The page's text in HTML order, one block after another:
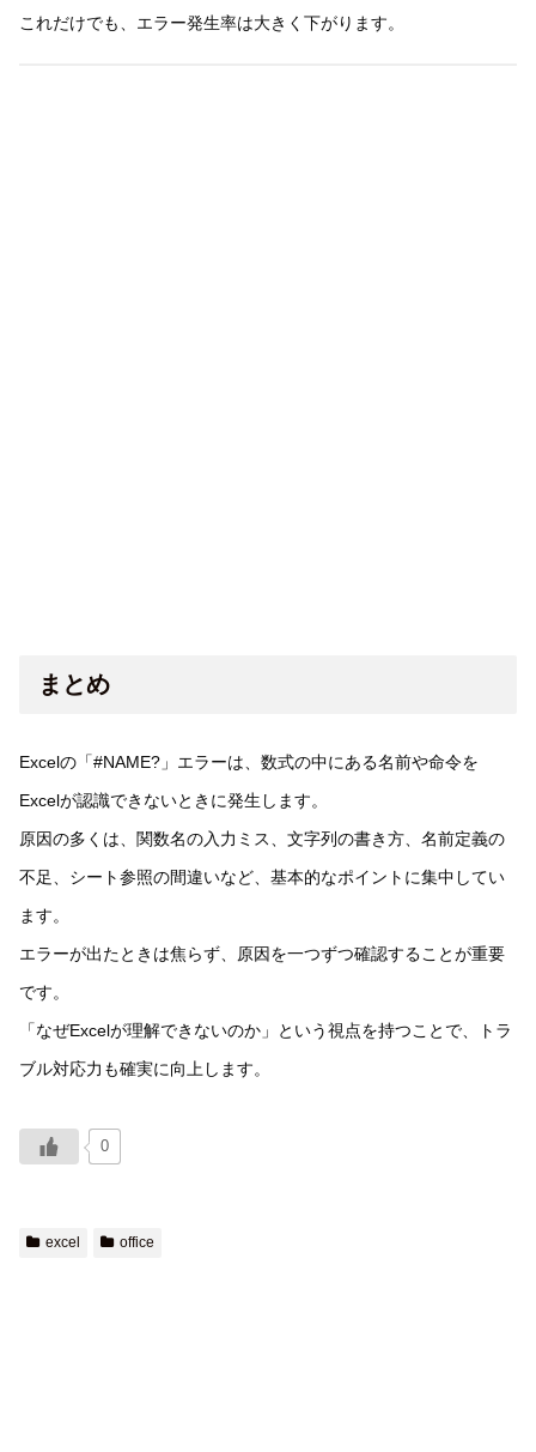
これだけでも、エラー発生率は大きく下がります。
まとめ
Excelの「#NAME?」エラーは、数式の中にある名前や命令を
Excelが認識できないときに発生します。
原因の多くは、関数名の入力ミス、文字列の書き方、名前定義の
不足、シート参照の間違いなど、基本的なポイントに集中してい
ます。
エラーが出たときは焦らず、原因を一つずつ確認することが重要
です。
「なぜExcelが理解できないのか」という視点を持つことで、トラ
ブル対応力も確実に向上します。
0
excel office